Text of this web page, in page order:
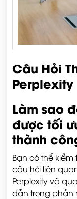
Câu Hỏi
Perplexity
Làm sao
được tối
thành
Bạn có thể
câu hỏi liên
Perplexity và
dẫn trong phần